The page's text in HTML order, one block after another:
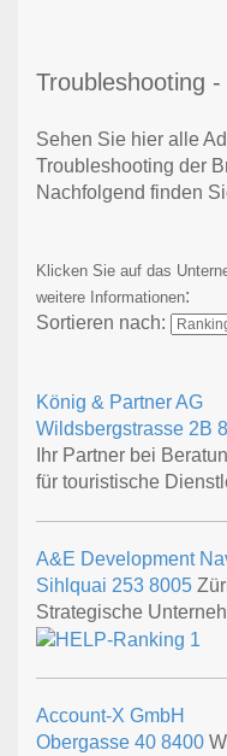
Troubleshooting
Sehen Sie hier alle
Troubleshooting der
Nachfolgend finden
Klicken Sie auf das
weitere Informationen:
Sortieren nach:
König & Partner AG
Wildsbergstrasse 2B
Ihr Partner bei
für touristische
A&E Development
Sihlquai 253 8005
Strategische
Account-X GmbH
Obergasse 40 8400